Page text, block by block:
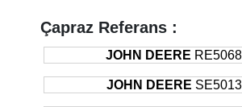
Çapraz Referans :
JOHN DEERE
JOHN DEERE